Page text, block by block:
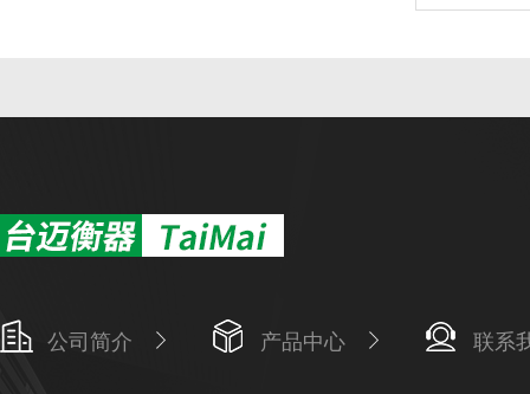
公司简介 产品中心 联系